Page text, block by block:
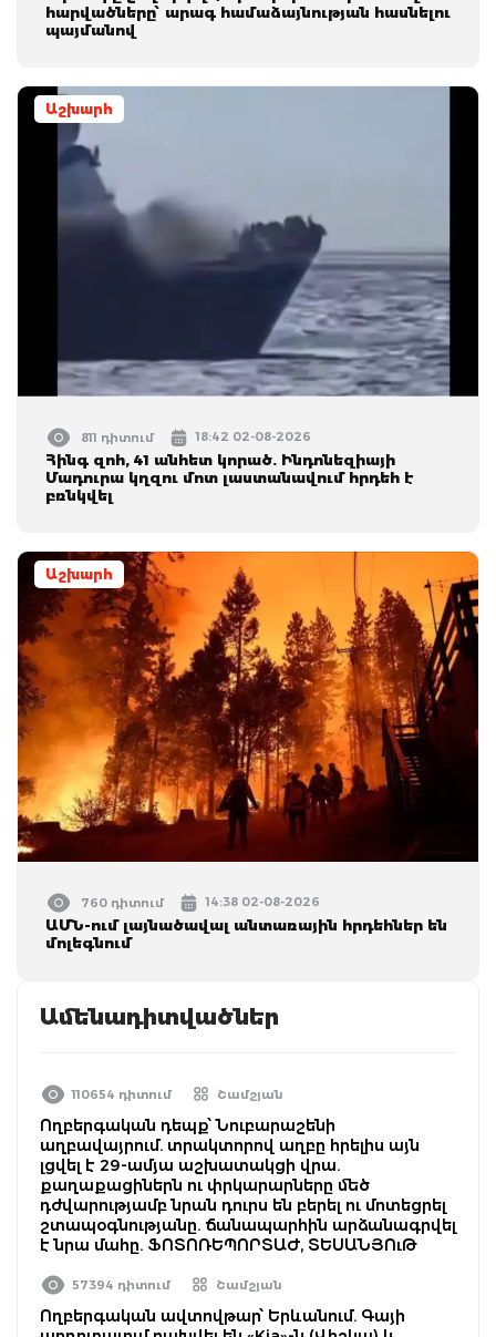
հարվածները՝ արագ համաձայնության հասնելու
պայմանով
Աշխարհ
811 դիտում 18:42 02-08-2026
Հինգ զոհ, 41 անհետ կորած. Ինդոնեզիայի
Մադուրա կղզու մոտ լաստանավում հրդեհ է
բռնկվել
Աշխարհ
760 դիտում 14:38 02-08-2026
ԱՄՆ-ում լայնածավալ անտառային հրդեհներ են
մոլեգնում
Ամենադիտվածներ
110654 դիտում Շամշյան
Ողբերգական դեպք՝ Նուբարաշենի
աղբավայրում. տրակտորով աղբը հրելիս այն
լցվել է 29-ամյա աշխատակցի վրա.
քաղաքացիներն ու փրկարարները մեծ
դժվարությամբ նրան դուրս են բերել ու մոտեցրել
շտապօգնությանը. ճանապարհին արձանագրվել
է նրա մահը. ՖՈՏՈՌԵՊՈՐՏԱԺ, ՏԵՍԱՆՅՈւԹ
57394 դիտում Շամշյան
Ողբերգական ավտովթար՝ Երևանում. Գայի